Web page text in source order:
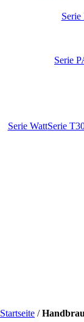
Serie
Serie WattSerie
Startseite /